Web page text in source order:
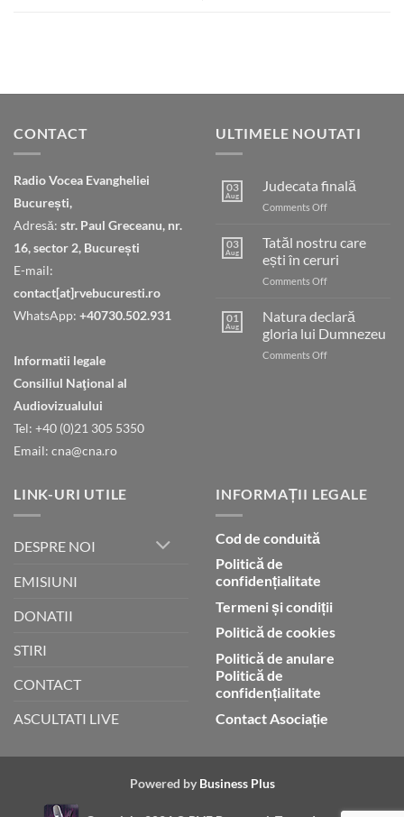
CONTACT
Radio Vocea Evangheliei
București,
Adresă: str. Paul Greceanu, nr.
16, sector 2, București
E-mail:
contact[at]rvebucuresti.ro
WhatsApp: +40730.502.931
Informatii legale
Consiliul Naţional al
Audiovizualului
Tel: +40 (0)21 305 5350
Email: cna@cna.ro
ULTIMELE NOUTATI
03
Aug
Judecata finală
Comments Offon
03
Aug
Tatăl nostru care
ești în ceruri
Comments Offon
nostru
ești
în
01
Aug
Natura declară
gloria lui Dumnezeu
Comments Offon
LINK-URI UTILE
DESPRE NOI
EMISIUNI
DONATII
STIRI
CONTACT
ASCULTATI LIVE
INFORMAȚII LEGALE
Cod de conduită
Politică de
confidențialitate
Termeni și condiții
Politică de cookies
Politică de anulare
Politică de
confidențialitate
Contact Asociație
Powered by Business Plus